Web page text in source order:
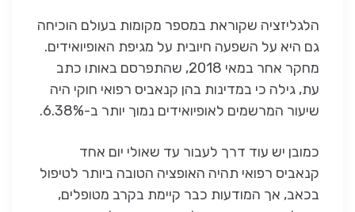
הלגליזציה שקוראת במספר מקומות בעולם הוכיחה
גם היא על השפעה חיובית על מגיפת האופיואידים.
מחקר אחר במאי 2018, שהתפרסם באותו כתב
עת, גילה כי במדינות בהן קנאביס רפואי חוקי היה
שיעור המרשמים לאופיואידים נמוך יותר ב-6.38%.
כמובן יש עוד דרך לעבור עד שאולי יום אחד
קנאביס רפואי תהיה האופציה הטובה ביותר לטיפול
בכאב, אך המודעות כבר קיימת בקרב מטופלים,